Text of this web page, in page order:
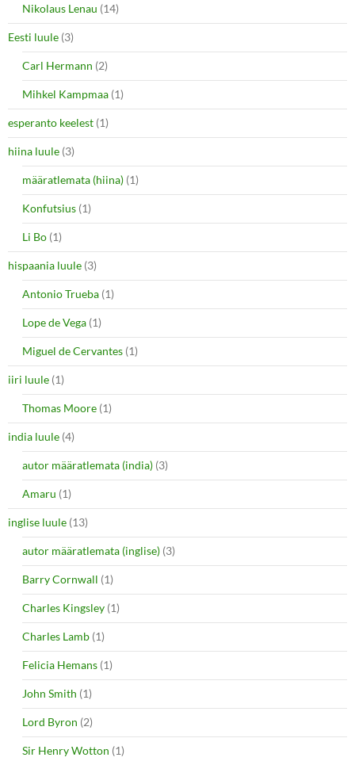
Nikolaus Lenau (14)
Eesti luule (3)
Carl Hermann (2)
Mihkel Kampmaa (1)
esperanto keelest (1)
hiina luule (3)
määratlemata (hiina) (1)
Konfutsius (1)
Li Bo (1)
hispaania luule (3)
Antonio Trueba (1)
Lope de Vega (1)
Miguel de Cervantes (1)
iiri luule (1)
Thomas Moore (1)
india luule (4)
autor määratlemata (india) (3)
Amaru (1)
inglise luule (13)
autor määratlemata (inglise) (3)
Barry Cornwall (1)
Charles Kingsley (1)
Charles Lamb (1)
Felicia Hemans (1)
John Smith (1)
Lord Byron (2)
Sir Henry Wotton (1)